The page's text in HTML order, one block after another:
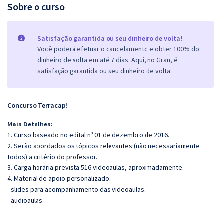
Sobre o curso
Satisfação garantida ou seu dinheiro de volta!
Você poderá efetuar o cancelamento e obter 100% do
dinheiro de volta em até 7 dias. Aqui, no Gran, é
satisfação garantida ou seu dinheiro de volta.
Concurso Terracap!
Mais Detalhes:
1. Curso baseado no edital nº 01 de dezembro de 2016.
2. Serão abordados os tópicos relevantes (não necessariamente
todos) a critério do professor.
3. Carga horária prevista 516 videoaulas, aproximadamente.
4. Material de apoio personalizado:
- slides para acompanhamento das videoaulas.
- audioaulas.